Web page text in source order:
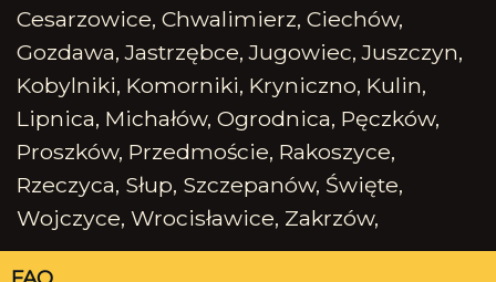
Cesarzowice, Chwalimierz, Ciechów,
Gozdawa, Jastrzębce, Jugowiec, Juszczyn,
Kobylniki, Komorniki, Kryniczno, Kulin,
Lipnica, Michałów, Ogrodnica, Pęczków,
Proszków, Przedmoście, Rakoszyce,
Rzeczyca, Słup, Szczepanów, Święte,
Wojczyce, Wrocisławice, Zakrzów,